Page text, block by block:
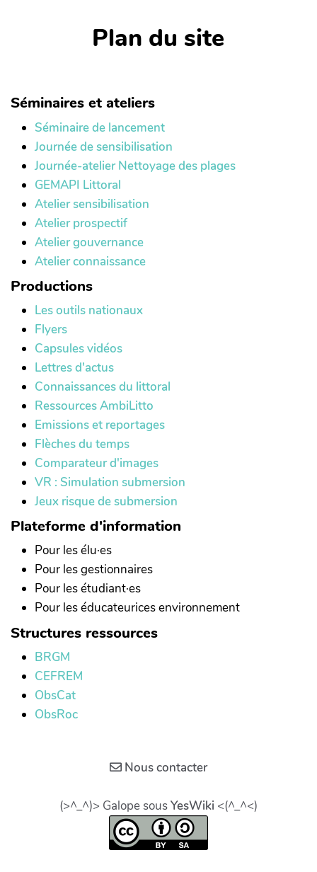
Plan du site
Séminaires et ateliers
Séminaire de lancement
Journée de sensibilisation
Journée-atelier Nettoyage des plages
GEMAPI Littoral
Atelier sensibilisation
Atelier prospectif
Atelier gouvernance
Atelier connaissance
Productions
Les outils nationaux
Flyers
Capsules vidéos
Lettres d'actus
Connaissances du littoral
Ressources AmbiLitto
Emissions et reportages
Flèches du temps
Comparateur d'images
VR : Simulation submersion
Jeux risque de submersion
Plateforme d'information
Pour les élu·es
Pour les gestionnaires
Pour les étudiant·es
Pour les éducateurices environnement
Structures ressources
BRGM
CEFREM
ObsCat
ObsRoc
Nous contacter
(>^_^)> Galope sousYesWiki <(^_^<)